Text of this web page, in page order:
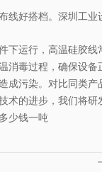
线好搭档。深圳工
运行，高温硅胶线
消毒过程，确保设
成污染。对比同类
术的进步，我们将
少钱一吨